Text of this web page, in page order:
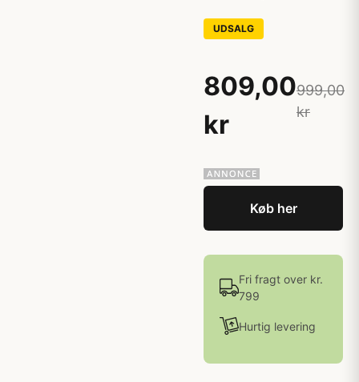
UDSALG
809,00
kr
999,00
kr
Køb her
Fri fragt over kr.
799
Hurtig levering